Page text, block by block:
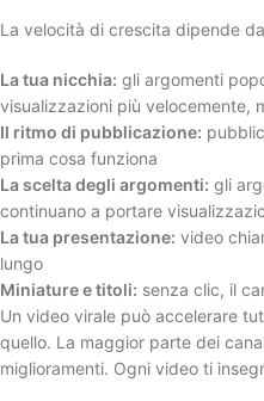
La velocità di crescita dipende
La tua nicchia: gli argomenti
visualizzazioni più velocemente,
Il ritmo di pubblicazione:
prima cosa funziona
La scelta degli argomenti: gli
continuano a portare
La tua presentazione: video
lungo
Miniature e titoli: senza clic, il
Un video virale può accelerare
quello. La maggior parte dei
miglioramenti. Ogni video ti